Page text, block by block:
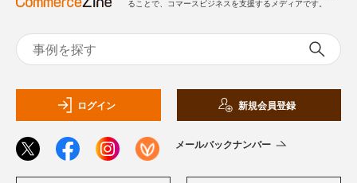
ることで、コマースビジネスを支援するメディアです。
ログイン 新規会員登録
メールバックナンバー